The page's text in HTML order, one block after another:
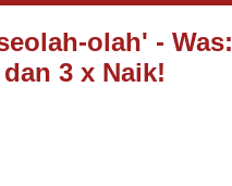
olah' - Was:
3 x Naik!